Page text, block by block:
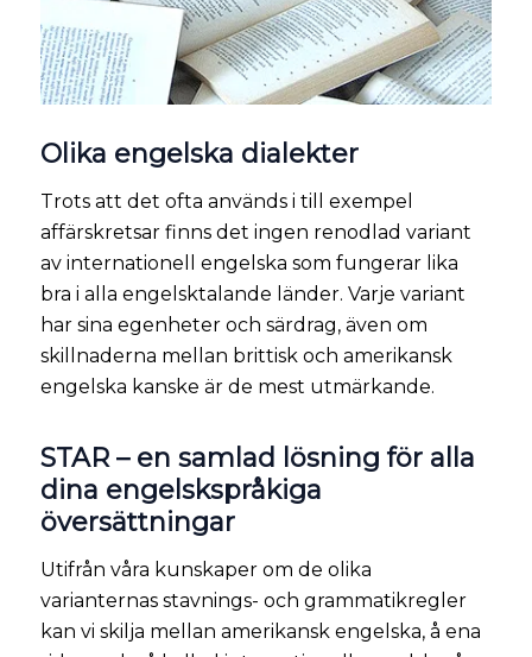
Olika engelska dialekter
Trots att det ofta används i till exempel
affärskretsar finns det ingen renodlad variant
av internationell engelska som fungerar lika
bra i alla engelsktalande länder. Varje variant
har sina egenheter och särdrag, även om
skillnaderna mellan brittisk och amerikansk
engelska kanske är de mest utmärkande.
STAR – en samlad lösning för alla
dina engelskspråkiga
översättningar
Utifrån våra kunskaper om de olika
varianternas stavnings- och grammatikregler
kan vi skilja mellan amerikansk engelska, å ena